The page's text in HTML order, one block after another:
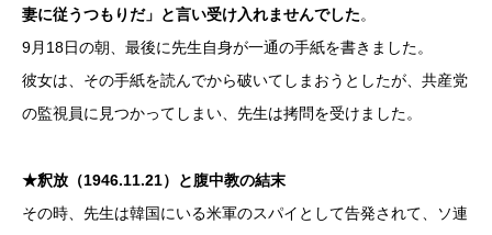
妻に従うつもりだ」と言い受け入れませんでした。
9月18日の朝、最後に先生自身が一通の手紙を書きました。
彼女は、その手紙を読んでから破いてしまおうとしたが、共産党
の監視員に見つかってしまい、先生は拷問を受けました。
★釈放（1946.11.21）と腹中教の結末
その時、先生は韓国にいる米軍のスパイとして告発されて、ソ連